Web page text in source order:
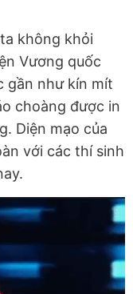
không khỏi
Vương quốc
gần như kín mít
choàng được in
Diện mạo của
với các thí sinh